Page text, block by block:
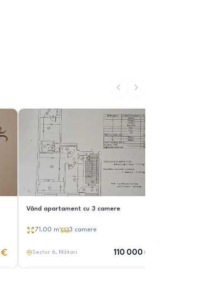
Vând apartament cu 3 camere
71.00 m² 3 camere
Sector 6, Militari 110 000